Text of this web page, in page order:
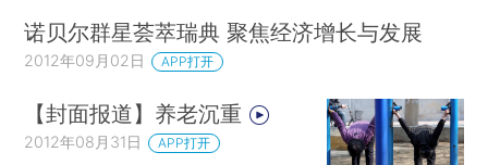
诺贝尔群星荟萃瑞典 聚焦经济增长与发展
2012年09月02日 APP打开
【封面报道】养老沉重
2012年08月31日 APP打开